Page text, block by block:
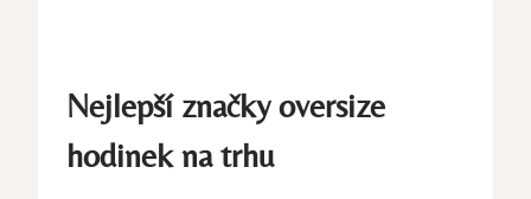
Nejlepší značky oversize
hodinek na trhu